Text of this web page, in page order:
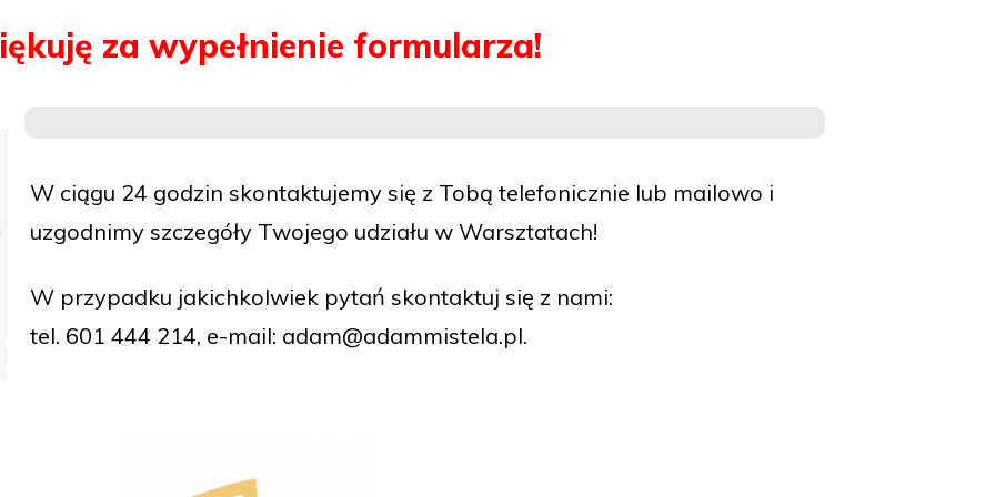
za wypełnienie formularza!
W ciągu 24 godzin skontaktujemy się z Tobą telefonicznie lub mailowo i
uzgodnimy szczegóły Twojego udziału w Warsztatach!
W przypadku jakichkolwiek pytań skontaktuj się z nami:
tel. 601 444 214, e-mail: adam@adammistela.pl.